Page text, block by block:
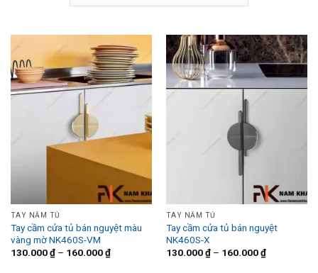
TAY NẮM TỦ
Tay cầm cửa tủ bán nguyệt màu
vàng mờ NK460S-VM
130.000₫– 160.000₫
TAY NẮM TỦ
Tay cầm cửa tủ bán nguyệt
NK460S-X
130.000₫– 160.000₫